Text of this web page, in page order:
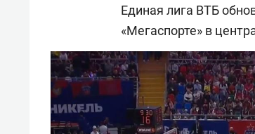
Единая лига ВТБ
«Мегаспорте» в